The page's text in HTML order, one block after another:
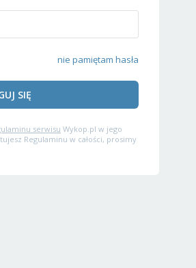
nie pamiętam hasła
SIĘ
serwisu Wykop.pl w jego
Regulaminu w całości, prosimy